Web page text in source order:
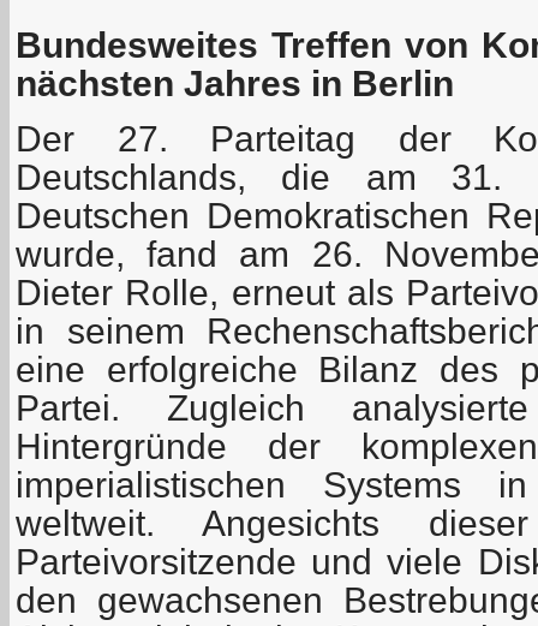
Bundesweites Treffen von
nächsten Jahres in Berlin
Der 27. Parteitag der
Deutschlands, die am
Deutschen Demokratischen
wurde, fand am 26.
Dieter Rolle, erneut als
in seinem
eine erfolgreiche Bilanz des
Partei. Zugleich
Hintergründe der
imperialistischen Systems
weltweit. Angesichts
Parteivorsitzende und viele
den gewachsenen